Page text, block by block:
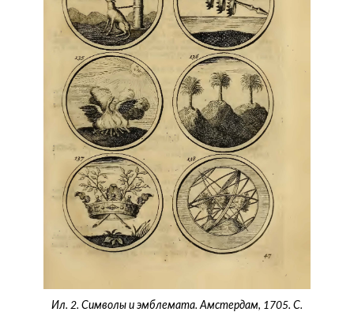
Ил. 2. Символы и эмблемата. Амстердам, 1705. С.